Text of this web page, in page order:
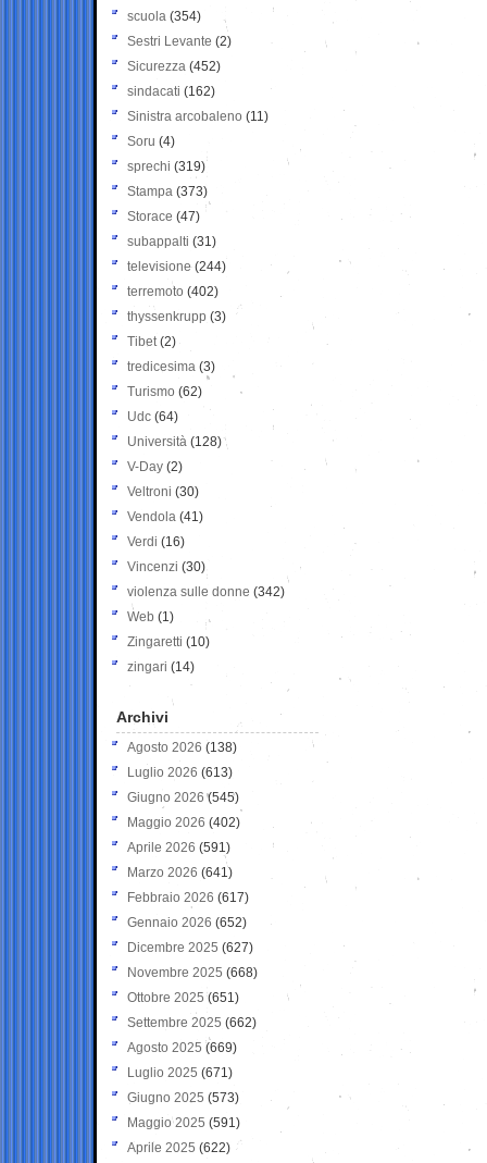
scuola (354)
Sestri Levante (2)
Sicurezza (452)
sindacati (162)
Sinistra arcobaleno (11)
Soru (4)
sprechi (319)
Stampa (373)
Storace (47)
subappalti (31)
televisione(244)
terremoto (402)
thyssenkrupp (3)
Tibet(2)
tredicesima (3)
Turismo (62)
Udc (64)
Università (128)
V-Day (2)
Veltroni (30)
Vendola (41)
Verdi (16)
Vincenzi (30)
violenza sulle donne (342)
Web (1)
Zingaretti (10)
zingari (14)
Archivi
Agosto 2026 (138)
Luglio 2026 (613)
Giugno 2026 (545)
Maggio 2026 (402)
Aprile 2026 (591)
Marzo 2026 (641)
Febbraio 2026 (617)
Gennaio 2026 (652)
Dicembre 2025 (627)
Novembre 2025 (668)
Ottobre 2025 (651)
Settembre 2025 (662)
Agosto 2025 (669)
Luglio 2025 (671)
Giugno 2025 (573)
Maggio 2025 (591)
Aprile 2025 (622)